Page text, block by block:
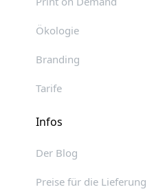
Ökologie
Branding
Tarife
Infos
Der Blog
Preise für die Lieferung